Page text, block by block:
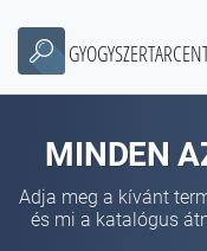
MINDEN
Adja meg a kívánt
és mi a katalógus